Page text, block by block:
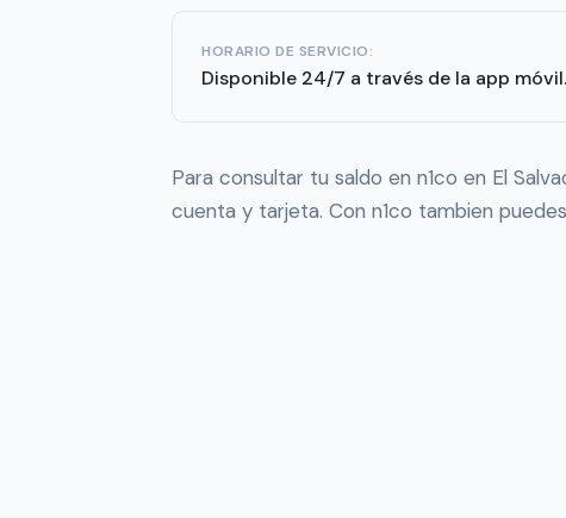
HORARIO DE SERVICIO:
Disponible 24/7 a través de la app móvil.
Para consultar tu saldo en n1co en El
cuenta y tarjeta. Con n1co tambien